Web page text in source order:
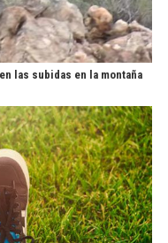
las subidas en la montaña